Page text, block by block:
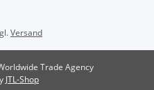
Versand
Trade Agency
JTL-Shop